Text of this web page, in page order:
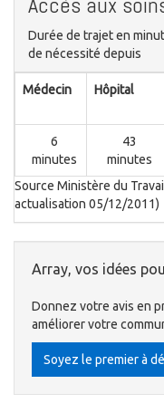
Durée de trajet en
de nécessité depuis
Médecin Hôpital
6
minutes
43
minutes
Source Ministère du
actualisation 05/12/2011)
Array, vos idées
Donnez votre avis en
améliorer votre
Soyez le premier à